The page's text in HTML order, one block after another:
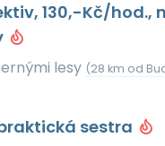
130,-Kč/hod.,
lesy (28 km od
sestra